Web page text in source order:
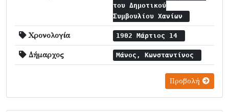
του Δημοτικού
Συμβουλίου Χανίων
Χρονολογία 1902 Μάρτιος 14
Δήμαρχος Μάνος, Κωνσταντίνος
Προβολή